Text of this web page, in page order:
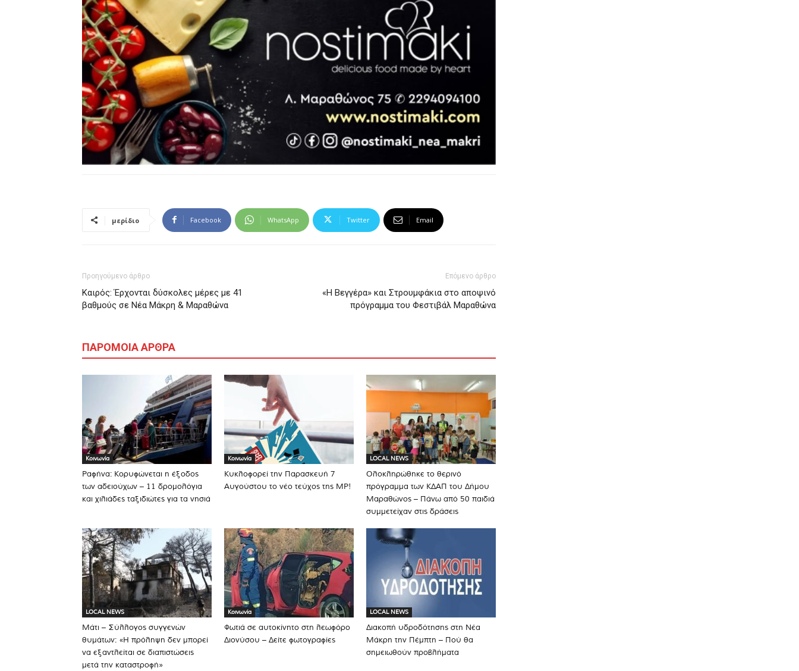
μερίδιο Facebook WhatsApp Twitter Email
Προηγούμενο άρθρο
Καιρός: Έρχονται δύσκολες μέρες με 41
βαθμούς σε Νέα Μάκρη & Μαραθώνα
Επόμενο άρθρο
«Η Βεγγέρα» και Στρουμφάκια στο αποψινό
πρόγραμμα του Φεστιβάλ Μαραθώνα
ΠΑΡΟΜΟΙΑ ΑΡΘΡΑ
Κοινωνία
Ραφήνα: Κορυφώνεται η έξοδος
των αδειούχων – 11 δρομολόγια
και χιλιάδες ταξιδιώτες για τα νησιά
Κοινωνία
Κυκλοφορεί την Παρασκευή 7
Αυγούστου το νέο τεύχος της MP!
LOCAL NEWS
Ολοκληρώθηκε το θερινό
πρόγραμμα των ΚΔΑΠ του Δήμου
Μαραθώνος – Πάνω από 50 παιδιά
συμμετείχαν στις δράσεις
LOCAL NEWS
Μάτι – Σύλλογος συγγενών
θυμάτων: «Η πρόληψη δεν μπορεί
να εξαντλείται σε διαπιστώσεις
μετά την καταστροφή»
Κοινωνία
Φωτιά σε αυτοκίνητο στη λεωφόρο
Διονύσου – Δείτε φωτογραφίες
LOCAL NEWS
Διακοπή υδροδότησης στη Νέα
Μάκρη την Πέμπτη – Πού θα
σημειωθούν προβλήματα